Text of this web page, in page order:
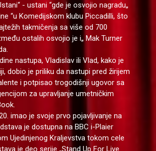
- ustani “gde je osvojio nagradu„
“u Komedijskom klubu Piccadilli, što
takmičenja sa više od 700
ostalih osvojio je i„ Mak Turner
nastupa, Vladislav ili Vlad, kako je
dobio je priliku da nastupi pred žirijem
i potpisao trogodišnji ugovor sa
za upravljanje umetničkim
imao je svoje prvo pojavljivanje na
je dostupna na BBC i-Plaier
Ujedinjenog Kraljevstva tokom cele
je deo serije „Stand Up For Live